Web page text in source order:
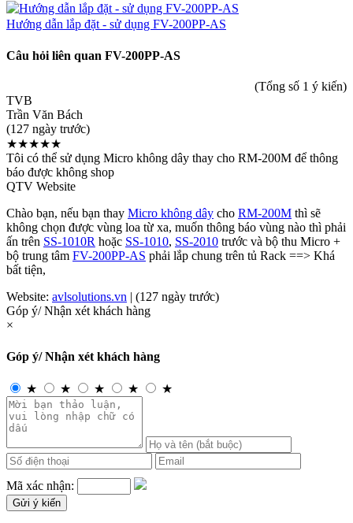
Hướng dẫn lắp đặt - sử dụng FV-200PP-AS
Câu hỏi liên quan FV-200PP-AS
(Tổng số 1 ý kiến)
TVB
Trần Văn Bách
(127 ngày trước)
★★★★★
Tôi có thể sử dụng Micro không dây thay cho RM-200M để thông
báo được không shop
QTV Website
Chào bạn, nếu bạn thay Micro không dây cho RM-200M thì sẽ
không chọn được vùng loa từ xa, muốn thông báo vùng nào thì phải
ấn trên SS-1010R hoặc SS-1010, SS-2010 trước và bộ thu Micro +
bộ trung tâm FV-200PP-AS phải lắp chung trên tủ Rack ==> Khá
bất tiện,
Website: avlsolutions.vn | (127 ngày trước)
Góp ý/ Nhận xét khách hàng
×
Góp ý/ Nhận xét khách hàng
★ ★ ★ ★ ★
Mã xác nhận: